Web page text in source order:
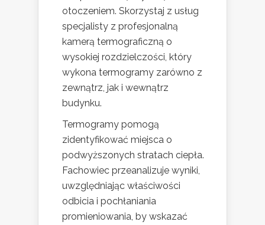
otoczeniem. Skorzystaj z usług
specjalisty z profesjonalną
kamerą termograficzną o
wysokiej rozdzielczości, który
wykona termogramy zarówno z
zewnątrz, jak i wewnątrz
budynku.
Termogramy pomogą
zidentyfikować miejsca o
podwyższonych stratach ciepła.
Fachowiec przeanalizuje wyniki,
uwzględniając właściwości
odbicia i pochłaniania
promieniowania, by wskazać